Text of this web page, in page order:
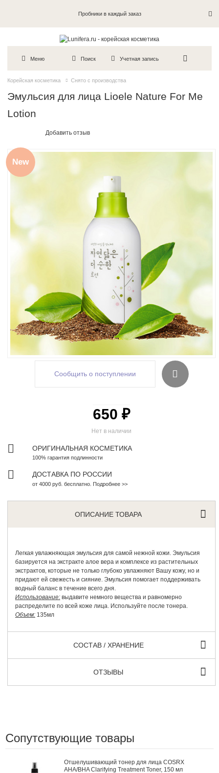
Пробники в каждый заказ
Меню Поиск Учетная запись
Корейская косметика Снято с производства
Эмульсия для лица Lioele Nature For Me
Lotion
Добавить отзыв
New
Сообщить о поступлении
Нет в наличии
650 ₽
ОРИГИНАЛЬНАЯ КОСМЕТИКА
100% гарантия подлинности
ДОСТАВКА ПО РОССИИ
от 4000 руб. бесплатно. Подробнее >>
ОПИСАНИЕ ТОВАРА
Легкая увлажняющая эмульсия для самой нежной кожи. Эмульсия
базируется на экстракте алое вера и комплексе из растительных
экстрактов, которые не только глубоко увлажняют Вашу кожу, но и
придают ей свежесть и сияние. Эмульсия помогает поддерживать
водный баланс в течение всего дня.
Использование: выдавите немного вещества и равномерно
распределите по всей коже лица. Используйте после тонера.
Объем: 135мл
СОСТАВ / ХРАНЕНИЕ
ОТЗЫВЫ
Сопутствующие товары
Отшелушивающий тонер для лица COSRX
AHA/BHA Clarifying Treatment Toner, 150 мл